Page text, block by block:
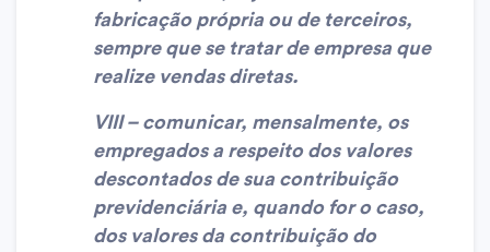
fabricação própria ou de terceiros,
sempre que se tratar de empresa que
realize vendas diretas.
VIII – comunicar, mensalmente, os
empregados a respeito dos valores
descontados de sua contribuição
previdenciária e, quando for o caso,
dos valores da contribuição do